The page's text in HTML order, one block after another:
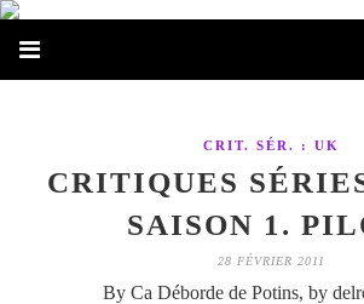
CRIT. SÉR. : UK
CRITIQUES
SAISON 1.
28 FÉVRIER 2011
By Ca Déborde de Potins, by